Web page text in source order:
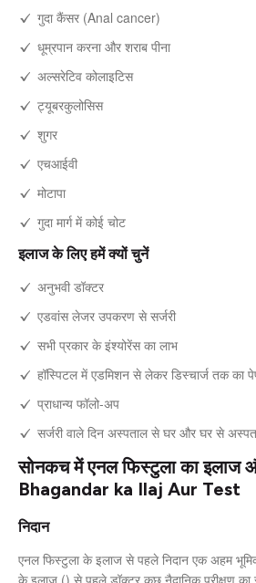
गुदा कैंसर (Anal cancer)
धूम्रपान करना और शराब पीना
अल्सरेटिव कोलाइटिस
ट्यूबरकुलोसिस
शुगर
एचआईवी
मोटापा
गुदा मार्ग में कोई चोट
इलाज के लिए हमें क्यों चुनें
अनुभवी डॉक्टर
एडवांस लेजर उपकरण से सर्जरी
सभी प्रकार के इंश्योरेंस का लाभ
हॉस्पिटल में एडमिशन से लेकर डिस्चार्ज तक का
प्राधान्य फॉलो-अप
सर्जरी वाले दिन अस्पताल से घर और घर से
सोनकच में एनल फिस्टुला का इलाज
Bhagandar ka Ilaj Aur Test
निदान
एनल फिस्टुला के इलाज से पहले निदान एक अहम